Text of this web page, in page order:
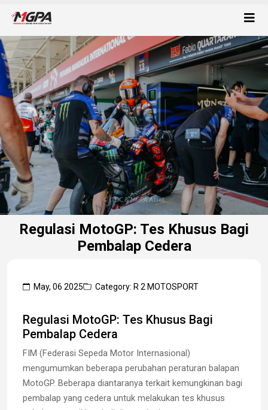
Regulasi MotoGP: Tes Khusus Bagi
Pembalap Cedera
May, 06 2025 Category: R 2 MOTOSPORT
Regulasi MotoGP: Tes Khusus Bagi
Pembalap Cedera
FIM (Federasi Sepeda Motor Internasional)
mengumumkan beberapa perubahan peraturan balapan
MotoGP. Beberapa diantaranya terkait kemungkinan bagi
pembalap yang cedera untuk melakukan tes khusus